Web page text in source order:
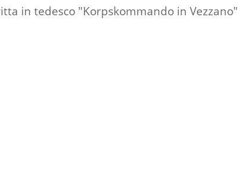
in tedesco "Korpskommando in Vezzano"